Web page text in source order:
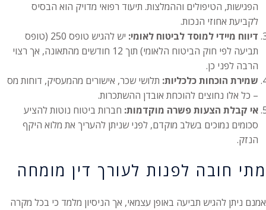
הפגישות, הטיפולים וההמלצות. תיעוד רפואי מדויק הוא הבסיס
לקביעת אחוזי הנכות.
דיווח מיידי למוסד לביטוח לאומי:
יש להגיש טופס 250 (טופס
תביעה לפי חוק הביטוח הלאומי) תוך 12 חודשים מהתאונה, אך רצוי
הרבה לפני כן.
שמירת הוכחות כלכליות: תלושי שכר, אישורים מהמעסיק, דוחות מס
– כל אלו נחוצים להוכחת אובדן ההשתכרות.
אי קבלת הצעות פשרה מוקדמות: חברות ביטוח נוטות להציע
סכומים נמוכים בשלב מוקדם, לפני שניתן להעריך את מלוא היקף
הנזק.
מתי חובה לפנות לעורך דין מומחה
אמנם ניתן להגיש תביעה באופן עצמאי, אך הניסיון מלמד כי בכל מקרה